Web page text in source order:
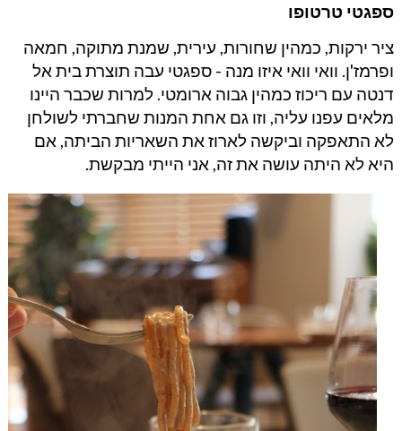
ספגטי טרטופו
ציר ירקות, כמהין שחורות, עירית, שמנת מתוקה, חמאה
ופרמז'ן. וואי וואי איזו מנה - ספגטי עבה תוצרת בית אל
דנטה עם ריכוז כמהין גבוה ארומטי. למרות שכבר היינו
מלאים עפנו עליה, וזו גם אחת המנות שחברתי לשולחן
לא התאפקה וביקשה לארוז את השאריות הביתה, אם
היא לא היתה עושה את זה, אני הייתי מבקשת.